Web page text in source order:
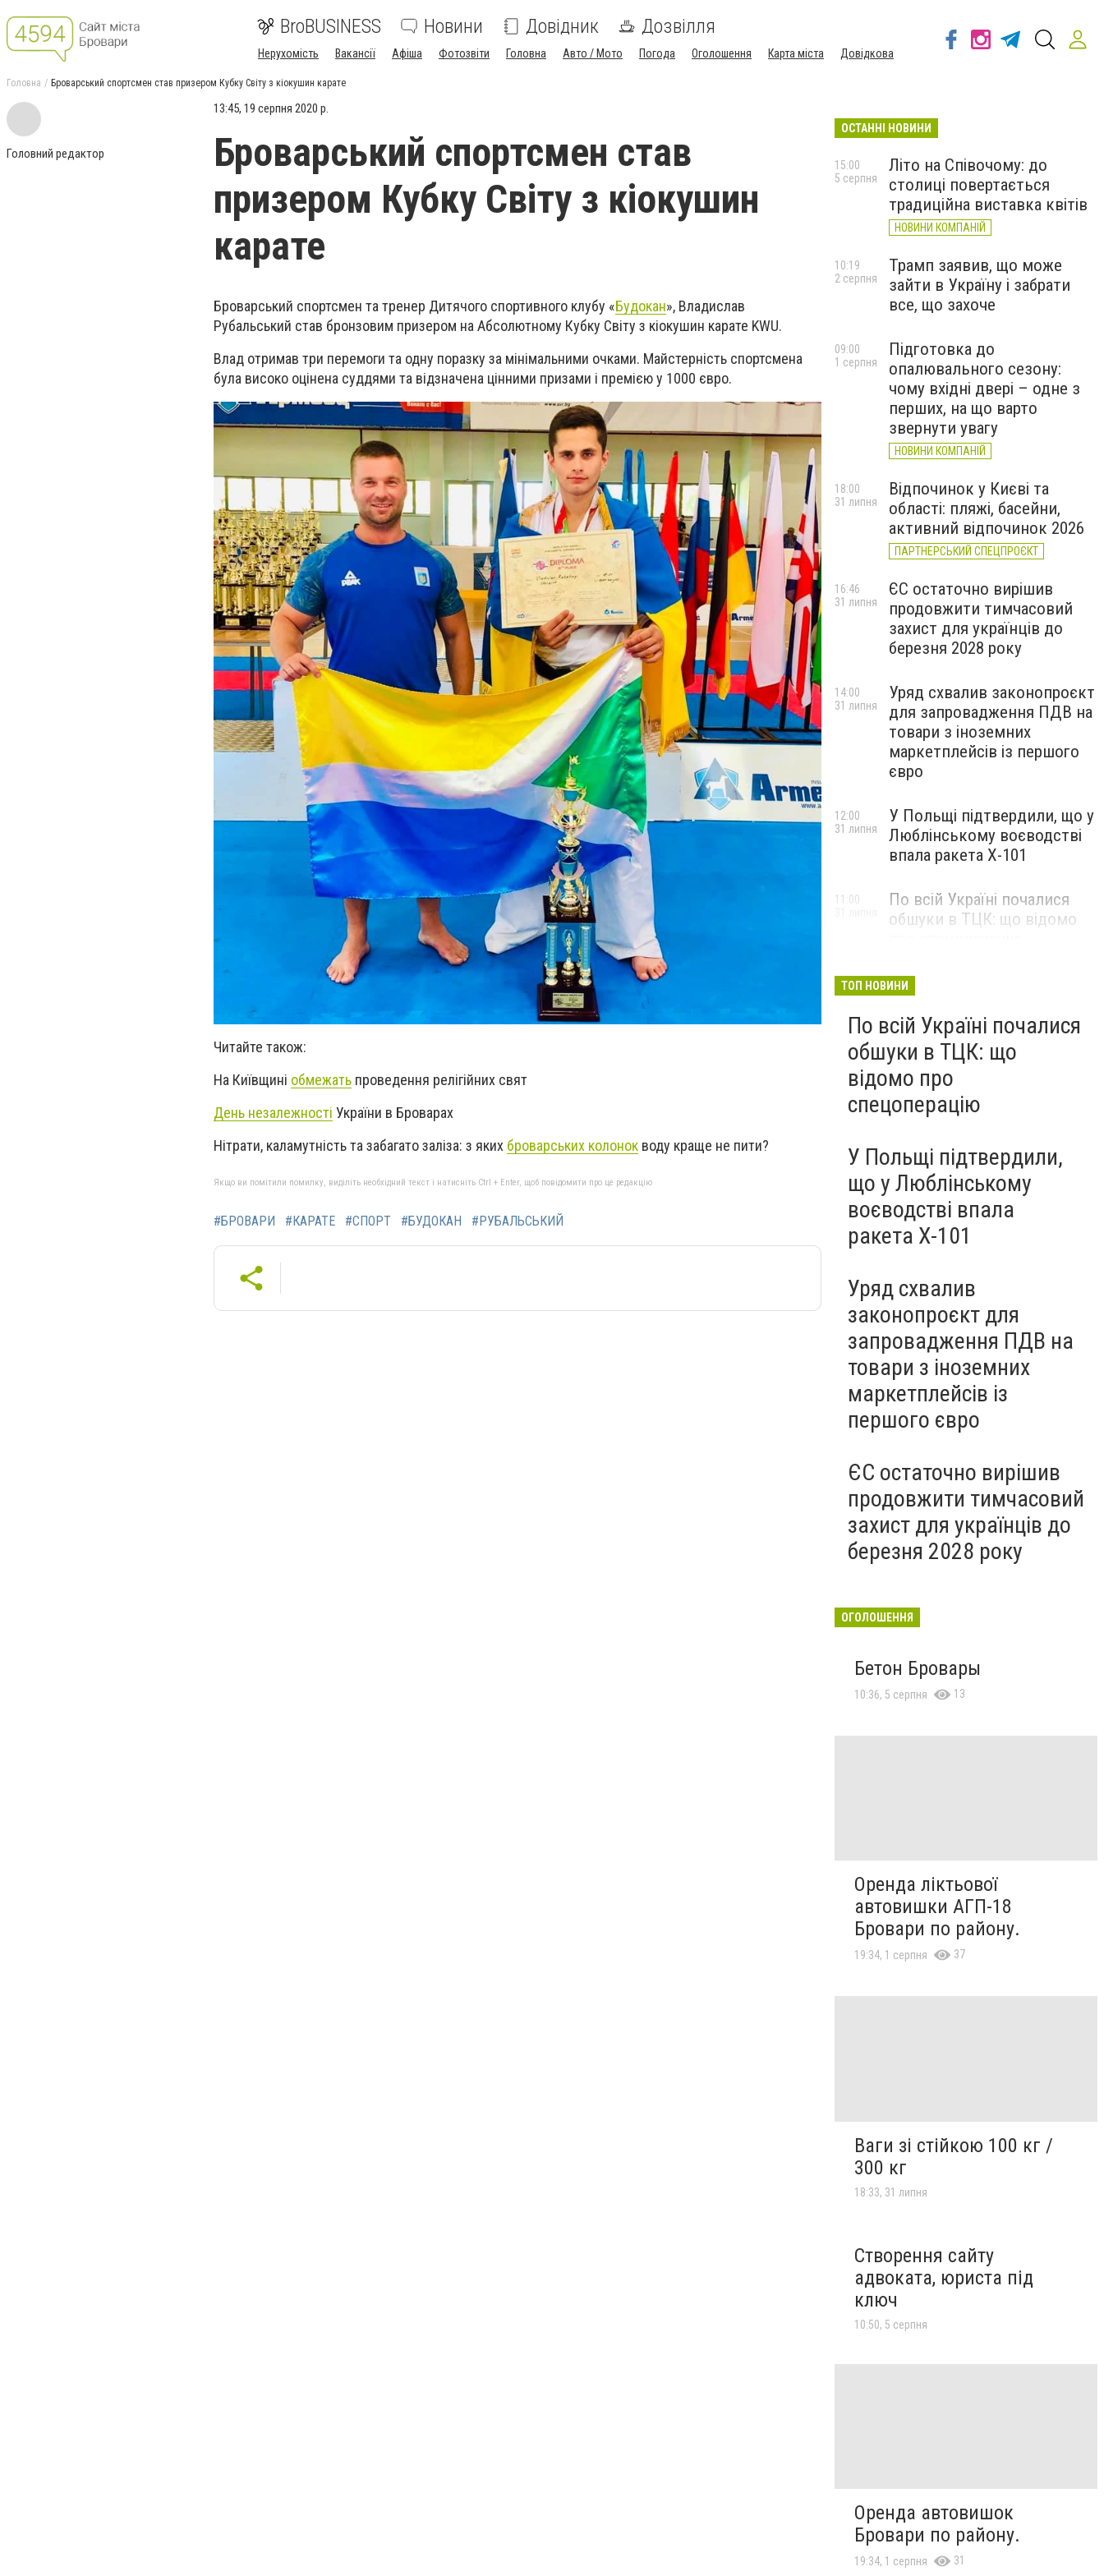
BroBUSINESS Новини Довідник Дозвілля
Нерухомість Вакансії Афіша Фотозвіти Головна Авто / Мото Погода Оголошення Карта міста Довідкова
Головна Броварський спортсмен став призером Кубку Світу з кіокушин карате
Головний редактор
13:45, 19 серпня 2020 р.
Броварський спортсмен став
призером Кубку Світу з кіокушин
карате
Броварський спортсмен та тренер Дитячого спортивного клубу «Будокан», Владислав
Рубальський став бронзовим призером на Абсолютному Кубку Світу з кіокушин карате KWU.
Влад отримав три перемоги та одну поразку за мінімальними очками. Майстерність спортсмена
була високо оцінена суддями та відзначена цінними призами і премією у 1000 євро.
Читайте також:
На Київщині обмежать проведення релігійних свят
День незалежності України в Броварах
Нітрати, каламутність та забагато заліза: з яких броварських колонок воду краще не пити?
Якщо ви помітили помилку, виділіть необхідний текст і натисніть Ctrl + Enter, щоб повідомити про це редакцію
#БРОВАРИ #КАРАТЕ #СПОРТ #БУДОКАН #РУБАЛЬСЬКИЙ
ОСТАННІ НОВИНИ
Літо на Співочому: до
столиці повертається
традиційна виставка квітів
НОВИНИ КОМПАНІЙ
15:00
5 серпня
Трамп заявив, що може
зайти в Україну і забрати
все, що захоче
10:19
2 серпня
Підготовка до
опалювального сезону:
чому вхідні двері – одне з
перших, на що варто
звернути увагу
НОВИНИ КОМПАНІЙ
09:00
1 серпня
Відпочинок у Києві та
області: пляжі, басейни,
активний відпочинок 2026
ПАРТНЕРСЬКИЙ СПЕЦПРОЄКТ
18:00
31 липня
ЄС остаточно вирішив
продовжити тимчасовий
захист для українців до
березня 2028 року
16:46
31 липня
Уряд схвалив законопроєкт
для запровадження ПДВ на
товари з іноземних
маркетплейсів із першого
євро
14:00
31 липня
У Польщі підтвердили, що у
Люблінському воєводстві
впала ракета Х-101
12:00
31 липня
По всій Україні почалися
обшуки в ТЦК: що відомо
11:00
ТОП НОВИНИ
По всій Україні почалися
обшуки в ТЦК: що
відомо про
спецоперацію
У Польщі підтвердили,
що у Люблінському
воєводстві впала
ракета Х-101
Уряд схвалив
законопроєкт для
запровадження ПДВ на
товари з іноземних
маркетплейсів із
першого євро
ЄС остаточно вирішив
продовжити тимчасовий
захист для українців до
березня 2028 року
ОГОЛОШЕННЯ
Бетон Бровары
10:36, 5 серпня 13
Оренда ліктьової
автовишки АГП-18
Бровари по району.
19:34, 1 серпня 37
Ваги зі стійкою 100 кг /
300 кг
18:33, 31 липня
Створення сайту
адвоката, юриста під
ключ
10:50, 5 серпня
Оренда автовишок
Бровари по району.
19:34, 1 серпня 31